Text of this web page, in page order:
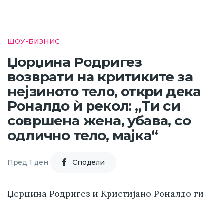
ШОУ-БИЗНИС
Џорџина Родригез
возврати на критиките за
нејзиното тело, откри дека
Роналдо ѝ рекол: „Ти си
совршена жена, убава, со
одлично тело, мајка“
Пред 1 ден Cподели
Џорџина Родригез и Кристијано Роналдо ги